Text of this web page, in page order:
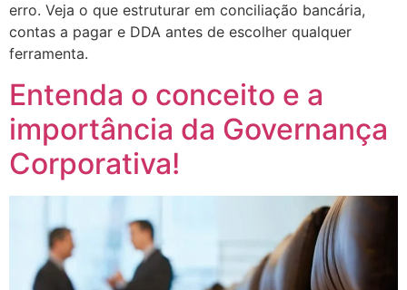
erro. Veja o que estruturar em conciliação bancária,
contas a pagar e DDA antes de escolher qualquer
ferramenta.
Entenda o conceito e a
importância da Governança
Corporativa!